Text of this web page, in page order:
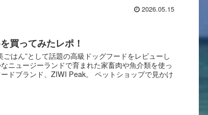
2026.05.15
買ってみたレポ！
ごはん”として話題の高級ドッグフードをレビューし
ニュージーランドで育まれた家畜肉や魚介類を使っ
ドブランド、ZIWI Peak。 ペットショップで見かけ